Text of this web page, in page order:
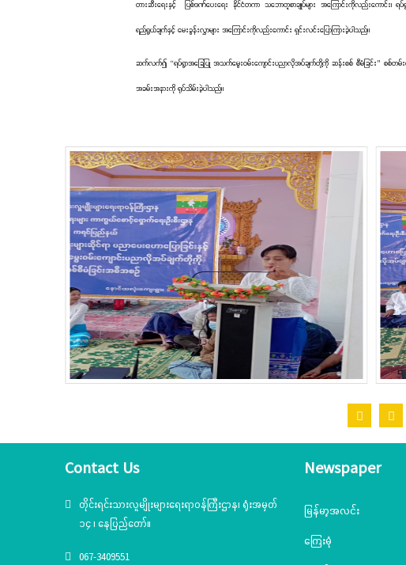
တားဆီးရေးနှင့် ပြစ်ဒဏ်ပေးရေး နိုင်ငံတကာ သဘောတူစာချုပ်များ အကြောင်းကိုလည်းကောင်း၊
ရည်ရွယ်ချက်နှင့် မေးခွန်းလွှာများ အကြောင်းကိုလည်းကောင်း ရှင်းလင်းပြောကြားခဲ့ပါသည်။
ဆက်လက်၍ “ရပ်ရွာအခြေပြု အသက်မွေးဝမ်းကျောင်းပညာလိုအပ်ချက်တို့ကို ဆန်းစစ် စီမံခြင်း" စစ်တမ်
အခမ်းအနားကို ရုပ်သိမ်းခဲ့ပါသည်။
Contact Us
တိုင်းရင်းသားလူမျိုးများရေးရာဝန်ကြီးဌာန၊ ရုံးအမှတ်
၁၄ ၊ နေပြည်တော်။
067-3409551
Newspaper
မြန်မာ့အလင်း
ကြေးမုံ